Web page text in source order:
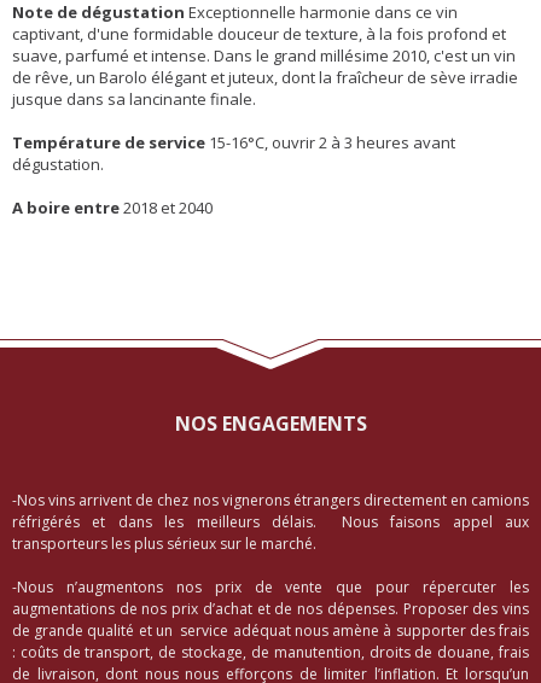
Note de dégustation Exceptionnelle harmonie dans ce vin
captivant, d'une formidable douceur de texture, à la fois profond et
suave, parfumé et intense. Dans le grand millésime 2010, c'est un vin
de rêve, un Barolo élégant et juteux, dont la fraîcheur de sève irradie
jusque dans sa lancinante finale.
Température de service 15-16°C, ouvrir 2 à 3 heures avant
dégustation.
A boire entre2018 et 2040
NOS ENGAGEMENTS
-Nos vins arrivent de chez nos vignerons étrangers directement en camions
réfrigérés et dans les meilleurs délais. Nous faisons appel aux
transporteurs les plus sérieux sur le marché.
-Nous n’augmentons nos prix de vente que pour répercuter les
augmentations de nos prix d’achat et de nos dépenses. Proposer des vins
de grande qualité et un service adéquat nous amène à supporter des frais
: coûts de transport, de stockage, de manutention, droits de douane, frais
de livraison, dont nous nous efforçons de limiter l’inflation. Et lorsqu’un